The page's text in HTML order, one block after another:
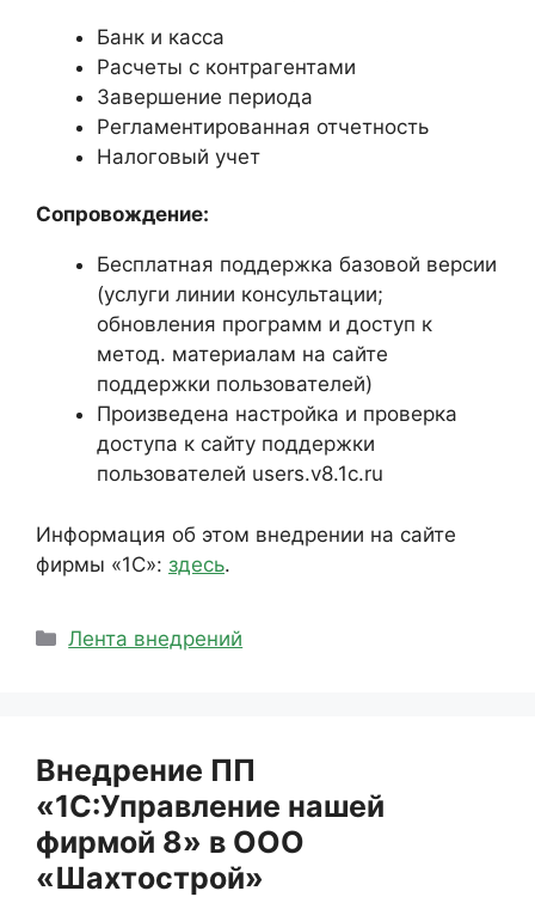
Банк и касса
Расчеты с контрагентами
Завершение периода
Регламентированная отчетность
Налоговый учет
Сопровождение:
Бесплатная поддержка базовой версии
(услуги линии консультации;
обновления программ и доступ к
метод. материалам на сайте
поддержки пользователей)
Произведена настройка и проверка
доступа к сайту поддержки
пользователей users.v8.1c.ru
Информация об этом внедрении на сайте
фирмы «1С»: здесь.
Рубрики
Лента внедрений
Внедрение ПП
«1С:Управление нашей
фирмой 8» в ООО
«Шахтострой»